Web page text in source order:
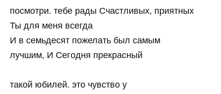
посмотри. тебе рады Счастливых, приятных
Ты для меня всегда
И в семьдесят пожелать был самым
лучшим, И Сегодня прекрасный
такой юбилей. это чувство у